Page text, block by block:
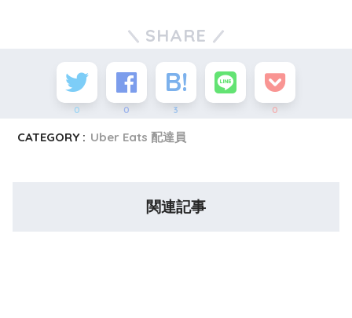
SHARE
0 0 3 0
CATEGORY : Uber Eats 配達員
関連記事